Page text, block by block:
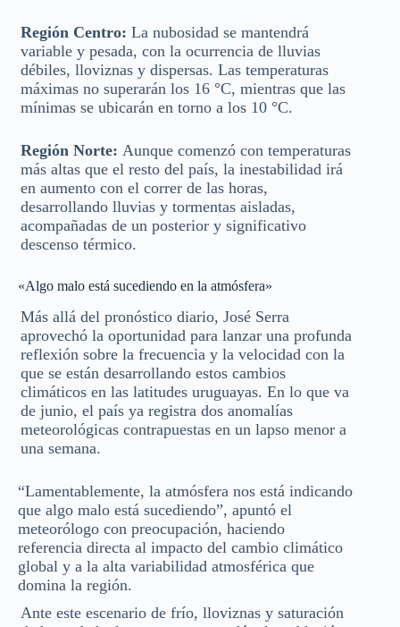
Región Centro: La nubosidad se mantendrá
variable y pesada, con la ocurrencia de lluvias
débiles, lloviznas y dispersas. Las temperaturas
máximas no superarán los 16 °C, mientras que las
mínimas se ubicarán en torno a los 10 °C.
Región Norte: Aunque comenzó con temperaturas
más altas que el resto del país, la inestabilidad irá
en aumento con el correr de las horas,
desarrollando lluvias y tormentas aisladas,
acompañadas de un posterior y significativo
descenso térmico.
«Algo malo está sucediendo en la atmósfera»
Más allá del pronóstico diario, José Serra
aprovechó la oportunidad para lanzar una profunda
reflexión sobre la frecuencia y la velocidad con la
que se están desarrollando estos cambios
climáticos en las latitudes uruguayas. En lo que va
de junio, el país ya registra dos anomalías
meteorológicas contrapuestas en un lapso menor a
una semana.
“Lamentablemente, la atmósfera nos está indicando
que algo malo está sucediendo”, apuntó el
meteorólogo con preocupación, haciendo
referencia directa al impacto del cambio climático
global y a la alta variabilidad atmosférica que
domina la región.
Ante este escenario de frío, lloviznas y saturación